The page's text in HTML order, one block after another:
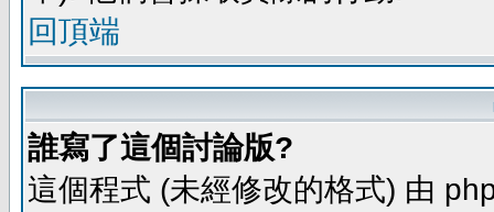
回頂端
誰寫了這個討論版?
這個程式 (未經修改的格式) 由